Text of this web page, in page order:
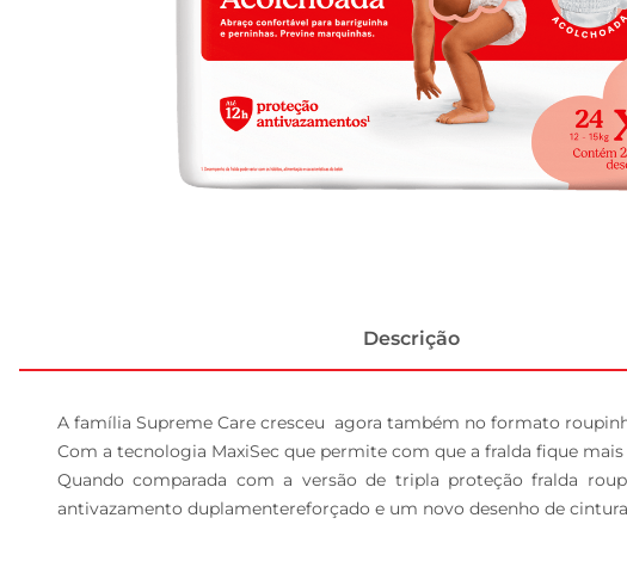
Descrição
A família Supreme Care cresceu  agora também no formato
Com a tecnologia MaxiSec que permite com que a fralda fique
Quando comparada com a versão de tripla proteção fralda
antivazamento duplamentereforçado e um novo desenho de